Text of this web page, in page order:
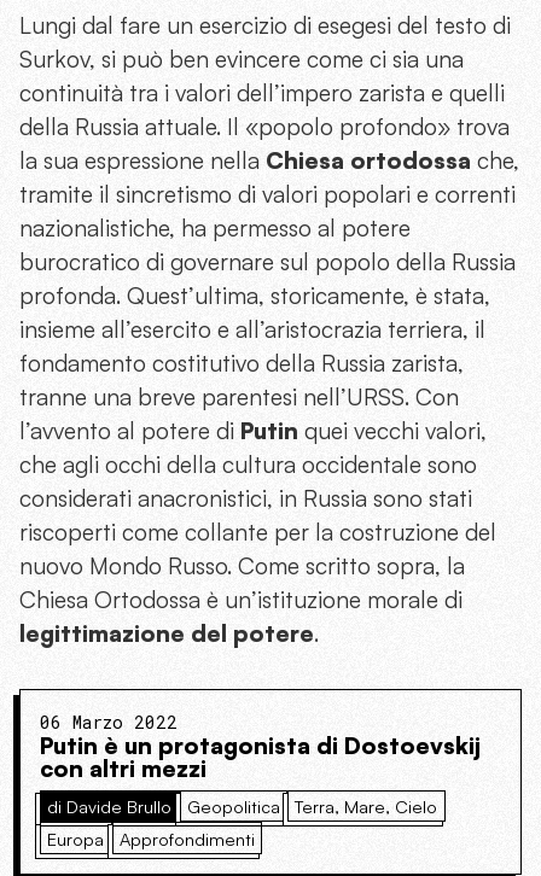
Lungi dal fare un esercizio di esegesi del testo di
Surkov, si può ben evincere come ci sia una
continuità tra i valori dell’impero zarista e quelli
della Russia attuale. Il «popolo profondo» trova
la sua espressione nella Chiesa ortodossa che,
tramite il sincretismo di valori popolari e correnti
nazionalistiche, ha permesso al potere
burocratico di governare sul popolo della Russia
profonda. Quest’ultima, storicamente, è stata,
insieme all’esercito e all’aristocrazia terriera, il
fondamento costitutivo della Russia zarista,
tranne una breve parentesi nell’URSS. Con
l’avvento al potere di Putin quei vecchi valori,
che agli occhi della cultura occidentale sono
considerati anacronistici, in Russia sono stati
riscoperti come collante per la costruzione del
nuovo Mondo Russo. Come scritto sopra, la
Chiesa Ortodossa è un’istituzione morale di
legittimazione del potere.
06 Marzo 2022
Putin è un protagonista di Dostoevskij
con altri mezzi
di Davide Brullo Geopolitica
Terra, Mare, Cielo
Europa
Approfondimenti